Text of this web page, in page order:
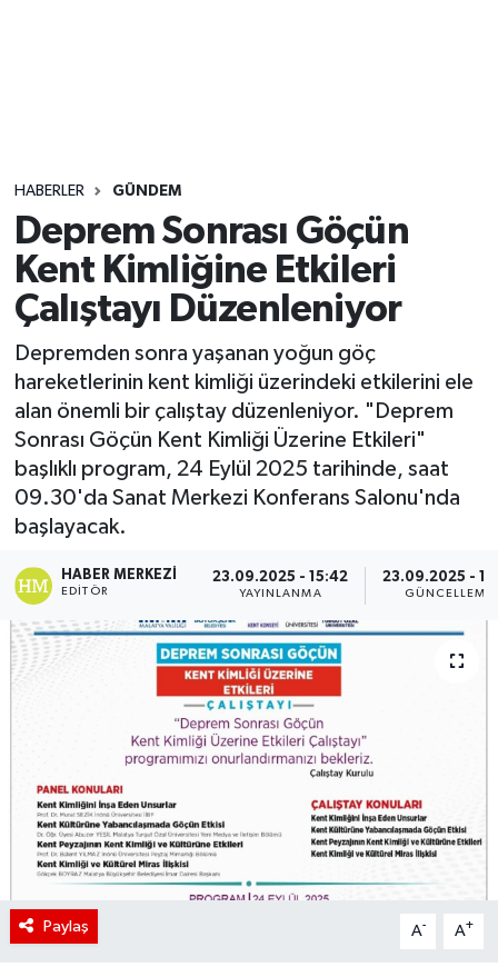
HABERLER GÜNDEM
Deprem Sonrası Göçün
Kent Kimliğine Etkileri
Çalıştayı Düzenleniyor
Depremden sonra yaşanan yoğun göç
hareketlerinin kent kimliği üzerindeki etkilerini ele
alan önemli bir çalıştay düzenleniyor. "Deprem
Sonrası Göçün Kent Kimliği Üzerine Etkileri"
başlıklı program, 24 Eylül 2025 tarihinde, saat
09.30'da Sanat Merkezi Konferans Salonu'nda
başlayacak.
HABER MERKEZI
EDITÖR
23.09.2025 - 15:42
YAYINLANMA
23.09.2025 -
GÜNCELLEME
Paylaş A- A+
Yaşam